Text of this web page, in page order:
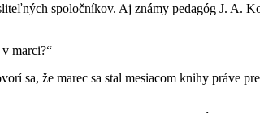
spoločníkov. Aj známy pedagóg J. A.
marci?“
sa, že marec sa stal mesiacom knihy práve